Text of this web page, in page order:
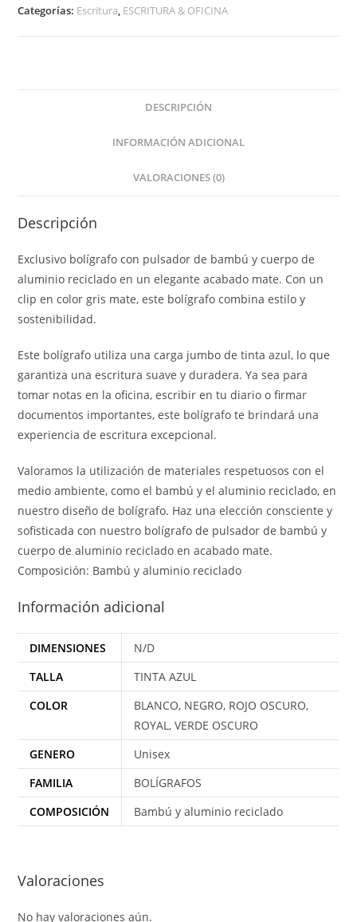
Categorías: Escritura ESCRITURA & OFICINA
DESCRIPCIÓN
INFORMACIÓN ADICIONAL
VALORACIONES (0)
Descripción
Exclusivo bolígrafo con pulsador de bambú y cuerpo de
aluminio reciclado en un elegante acabado mate. Con un
clip en color gris mate, este bolígrafo combina estilo y
sostenibilidad.
Este bolígrafo utiliza una carga jumbo de tinta azul, lo que
garantiza una escritura suave y duradera. Ya sea para
tomar notas en la oficina, escribir en tu diario o firmar
documentos importantes, este bolígrafo te brindará una
experiencia de escritura excepcional.
Valoramos la utilización de materiales respetuosos con el
medio ambiente, como el bambú y el aluminio reciclado, en
nuestro diseño de bolígrafo. Haz una elección consciente y
sofisticada con nuestro bolígrafo de pulsador de bambú y
cuerpo de aluminio reciclado en acabado mate.
Composición: Bambú y aluminio reciclado
Información adicional
DIMENSIONES
N/D
TALLA
TINTA AZUL
COLOR
BLANCO, NEGRO, ROJO OSCURO,
ROYAL, VERDE OSCURO
GENERO
Unisex
FAMILIA
BOLÍGRAFOS
COMPOSICIÓN
Bambú y aluminio reciclado
Valoraciones
No hay valoraciones aún.